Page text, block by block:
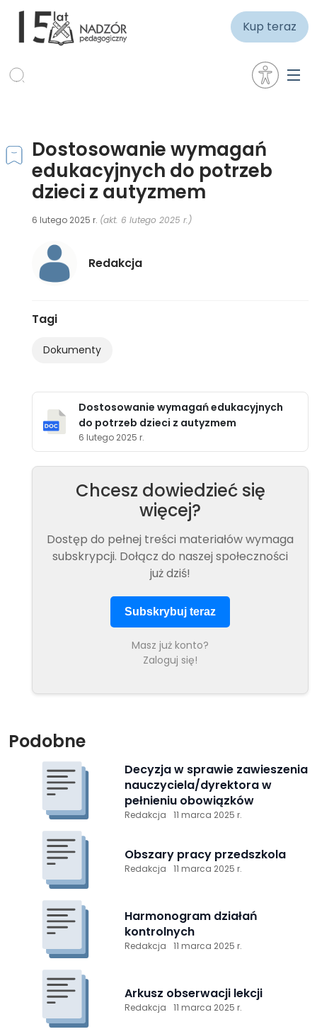
Kup teraz
Dostosowanie wymagań
edukacyjnych do potrzeb
dzieci z autyzmem
6 lutego 2025 r. (akt. 6 lutego 2025 r.)
Redakcja
Tagi
Dokumenty
Dostosowanie wymagań edukacyjnych
do potrzeb dzieci z autyzmem
6 lutego 2025 r.
Chcesz dowiedzieć się
więcej?
Dostęp do pełnej treści materiałów wymaga
subskrypcji. Dołącz do naszej społeczności
już dziś!
Subskrybuj teraz
Masz już konto?
Zaloguj się!
Podobne
Decyzja w sprawie zawieszenia
nauczyciela/dyrektora w
pełnieniu obowiązków
Redakcja 11 marca 2025 r.
Obszary pracy przedszkola
Redakcja 11 marca 2025 r.
Harmonogram działań
kontrolnych
Redakcja 11 marca 2025 r.
Arkusz obserwacji lekcji
Redakcja 11 marca 2025 r.